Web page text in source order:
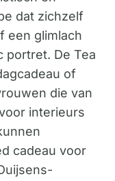
dat zichzelf
een glimlach
portret. De Tea
of
die van
interieurs
cadeau voor